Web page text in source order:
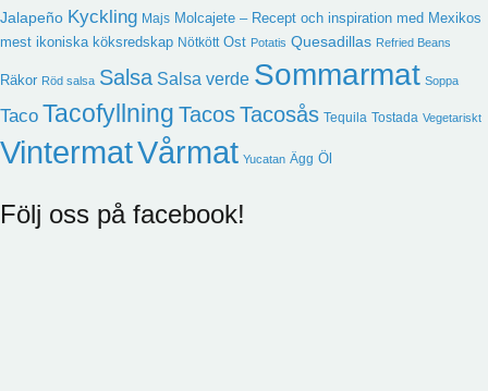
Jalapeño Kyckling Majs Molcajete – Recept och inspiration med Mexikos
mest ikoniska köksredskap Nötkött Ost Potatis Quesadillas Refried Beans
Räkor Röd salsa Salsa Salsa verde Sommarmat Soppa
Taco Tacofyllning TacosTacosås Tequila Tostada Vegetariskt
VintermatVårmat Yucatan Ägg Öl
Följ oss på facebook!